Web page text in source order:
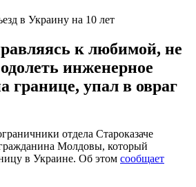
в Украину на 10 лет
к любимой, не
инженерное
границе, упал в овраг
отдела Староказаче
Молдовы, который
в Украине. Об этом сообщает